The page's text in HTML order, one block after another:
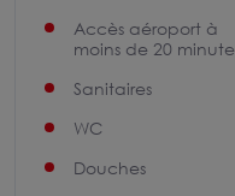
Accès aéroport à
moins de 20
Sanitaires
WC
Douches